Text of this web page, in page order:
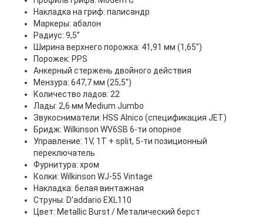
Накладка на гриф: палисандр
Маркеры: абалон
Радиус: 9,5"
Ширина верхнего порожка: 41,91 мм (1,65")
Порожек: PPS
Анкерный стержень двойного действия
Мензура: 647,7 мм (25,5")
Количество ладов: 22
Лады: 2,6 мм Medium Jumbo
Звукосниматели: HSS Alnico (спецификация JET)
Бридж: Wilkinson WV6SB 6-ти опорное
Управление: 1V, 1T + split, 5-ти позиционный
переключатель
Фурнитура: хром
Колки: Wilkinson WJ-55 Vintage
Накладка: белая винтажная
Струны: D'addario EXL110
Цвет: Metallic Burst / Металический берст